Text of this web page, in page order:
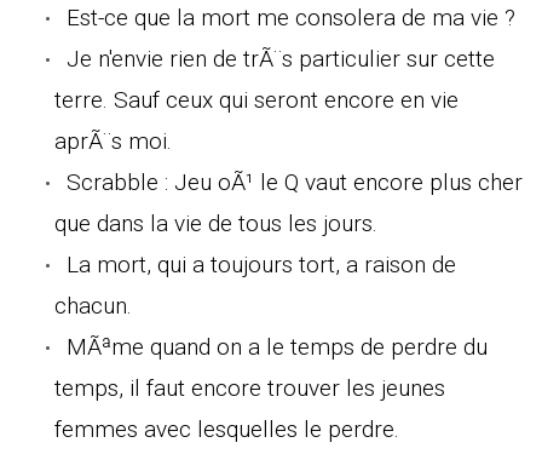
Est-ce que la mort me consolera de ma vie ?
Je n'envie rien de trÃ¨s particulier sur cette
terre. Sauf ceux qui seront encore en vie
aprÃ¨s moi.
Scrabble : Jeu oÃ¹ le Q vaut encore plus cher
que dans la vie de tous les jours.
La mort, qui a toujours tort, a raison de
chacun.
MÃªme quand on a le temps de perdre du
temps, il faut encore trouver les jeunes
femmes avec lesquelles le perdre.